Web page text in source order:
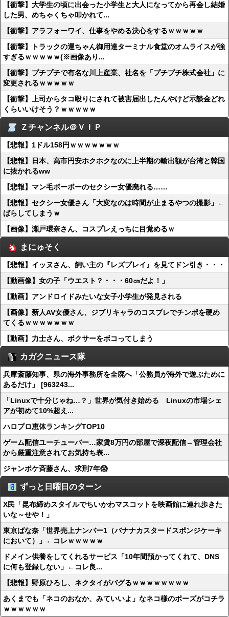
【衝撃】大学生の頃に出会った小学生と大人になってから再会し結婚
した男、めちゃくちゃ叩かれて...
【衝撃】アラフォーワイ、仕事をやめる決心をするｗｗｗｗｗ
【衝撃】トラックの運ちゃん御用達ターミナル食堂のオムライスが強
すぎるｗｗｗｗｗ(※画像あり...
【衝撃】プチプチで有名な川上産業、社名を「プチプチ株式会社」に
変更されるｗｗｗｗｗ
【衝撃】上司からタコ殴りにされて被害届出したんやけど示談金どれ
くらいいけそう？ｗｗｗｗｗ
Ｚチャンネル＠ＶＩＰ
【悲報】1ドル158円ｗｗｗｗｗｗｗ
【悲報】日本、高市円安ホクホクなのに上半期の輸出額が台湾と韓国
に抜かれるww
【悲報】マン毛ボーボーのセクシー女優廃れる……
【悲報】セクシー女優さん「大変なのは時間が止まるやつの撮影」←
ばらしてしまうｗ
【画像】瀬戸環奈さん、コスプレえっちに目覚めるｗ
まにゅそく
【悲報】イッヌさん、飼い主の『レズプレイ』を見てドン引き・・・
【動画像】女の子「ウエスト？・・・60㎝だよ！」
【動画】アンドロイドみたいな女子小学生が発見される
【画像】新人AV女優さん、ジブリキャラのコスプレでチンポを硬め
てくるｗｗｗｗｗｗｗ
【動画】力士さん、ボクサーをボコってしまう
カガクニュース隊
兵庫斎藤知事、県の海外事務所を全廃へ「公務員が海外で遊ぶために
あるだけ」 [963243...
「Linuxで十分じゃね…？」世界が気付き始める Linuxの市場シェ
アが初めて10%超え...
ハロプロ恵体ランキングTOP10
ゲーム配信ユーチューバー…家賃8万円の部屋で深夜配信→管理会社
から厳重注意されてお気持ち表...
ジャンポケ斉藤さん、求刑7年😱
ずっと日曜日のターン
X民「昆布締めスタイルでちいかわマスコットを映画館に連れ歩きた
いな～せや！」
東京ばな奈「世界売上ナンバー1（バナナカスタードスポンジケーキ
において）」←コレｗｗｗｗｗ
ドメイン供養をしてくれるサービス「10年間預かってくれて、DNS
に何も登録しない」←コレ良...
【悲報】野原ひろし、ネクタイがバグるｗｗｗｗｗｗｗｗ
あくまでも「ネコのおなか、みていいよ」なネコ様のポーズがコチラ
ｗｗｗｗｗｗ